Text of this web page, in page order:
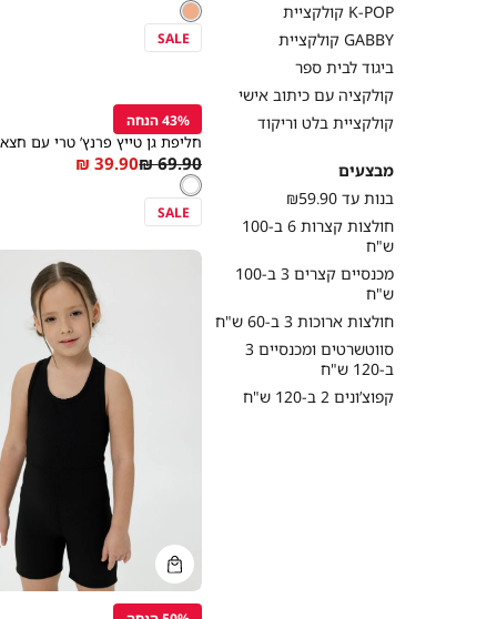
קולקציית K-POP
קולקציית GABBY
ביגוד לבית ספר
קולקציה עם כיתוב אישי
קולקציית בלט וריקוד
מבצעים
בנות עד ₪59.90
חולצות קצרות 6 ב-100
ש"ח
מכנסיים קצרים 3 ב-100
ש"ח
חולצות ארוכות 3 ב-60 ש"ח
סווטשרטים ומכנסיים 3
ב-120 ש"ח
קפוצ’ונים 2 ב-120 ש"ח
Price
צבע
אפרסק
אפרסק
SALE
Color
לבן
הוספה
לסל
43% הנחה
חליפת גן טייץ פרנץ’ טרי עם
As
39.90 ₪Regular
Price
69.90 ₪
צבע
לבן
לבן
SALE
קנייה
מהירהColor
הוספה